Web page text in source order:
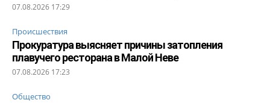
07.08.2026 17:29
Происшествия
Прокуратура выясняет причины затопления
плавучего ресторана в Малой Неве
07.08.2026 17:23
Общество